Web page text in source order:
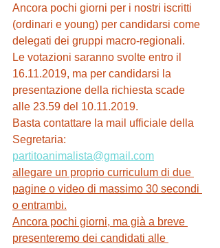
Ancora pochi giorni per i nostri iscritti
(ordinari e young) per candidarsi come
delegati dei gruppi macro-regionali.
Le votazioni saranno svolte entro il
16.11.2019, ma per candidarsi la
presentazione della richiesta scade
alle 23.59 del 10.11.2019.
Basta contattare la mail ufficiale della
Segretaria:
partitoanimalista@gmail.com
allegare un proprio curriculum di due
pagine o video di massimo 30 secondi
o entrambi.
Ancora pochi giorni, ma già a breve
presenteremo dei candidati alle